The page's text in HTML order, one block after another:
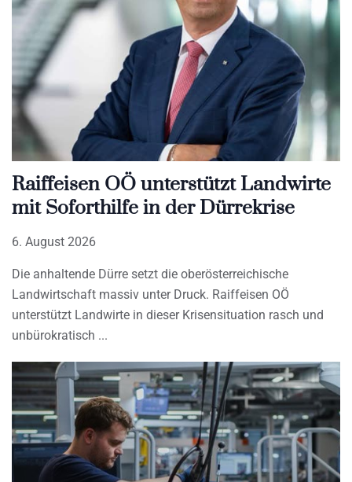
Raiffeisen OÖ unterstützt Landwirte
mit Soforthilfe in der Dürrekrise
6. August 2026
Die anhaltende Dürre setzt die oberösterreichische
Landwirtschaft massiv unter Druck. Raiffeisen OÖ
unterstützt Landwirte in dieser Krisensituation rasch und
unbürokratisch